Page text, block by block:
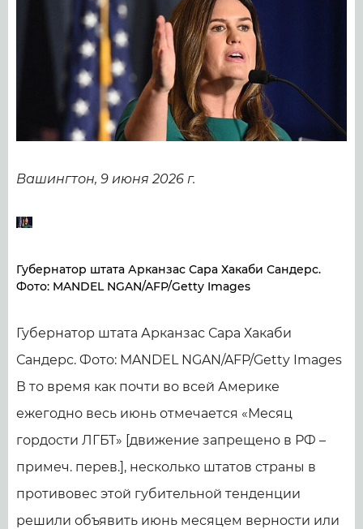
Вашингтон, 9 июня 2026 г.
Губернатор штата Арканзас Сара Хакаби Сандерс.
Фото: MANDEL NGAN/AFP/Getty Images
Губернатор штата Арканзас Сара Хакаби
Сандерс. Фото: MANDEL NGAN/AFP/Getty Images
В то время как почти во всей Америке
ежегодно весь июнь отмечается «Месяц
гордости ЛГБТ» [движение запрещено в РФ –
примеч. перев.], несколько штатов страны в
противовес этой губительной тенденции
решили объявить июнь месяцем верности или